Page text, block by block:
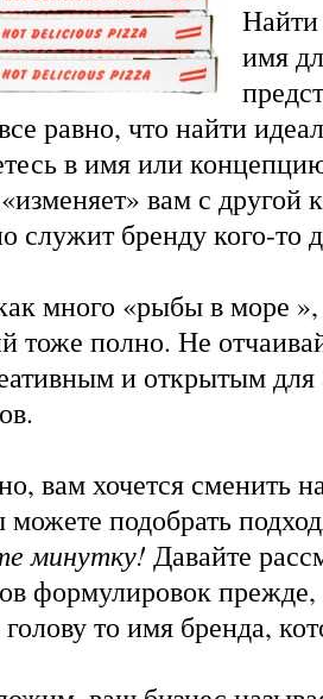
имя
равно, что найти
в имя или
вам с другой
служит бренду кого-то
много «рыбы в море
тоже полно. Не
и открытым для
вам хочется сменить
можете подобрать
минутку! Давайте
формулировок
то имя бренда,